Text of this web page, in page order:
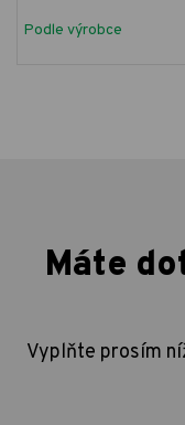
Podle výrobce
Máte
Vyplňte prosím